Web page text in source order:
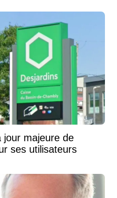
jour majeure de
ses utilisateurs